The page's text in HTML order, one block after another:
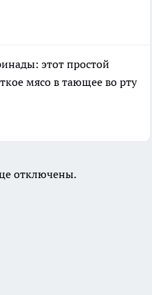
этот простой
мясо в тающее во рту
отключены.